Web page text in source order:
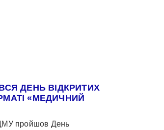
ДЕНЬ ВІДКРИТИХ
«МЕДИЧНИЙ
пройшов День